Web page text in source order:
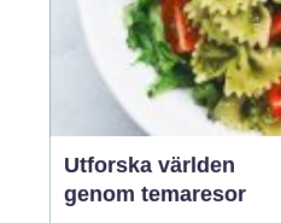
Utforska världen
genom temaresor